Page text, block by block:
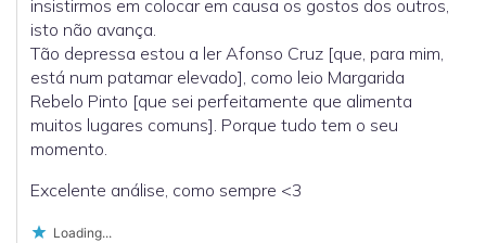
insistirmos em colocar em causa os gostos dos outros,
isto não avança.
Tão depressa estou a ler Afonso Cruz [que, para mim,
está num patamar elevado], como leio Margarida
Rebelo Pinto [que sei perfeitamente que alimenta
muitos lugares comuns]. Porque tudo tem o seu
momento.
Excelente análise, como sempre <3
Loading...